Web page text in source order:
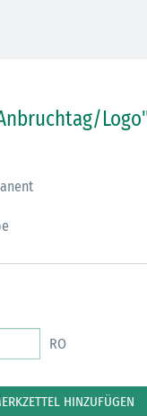
RO
HINZUFÜGEN
Berufsleben